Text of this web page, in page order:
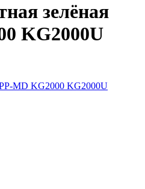
зелёная
KG2000U